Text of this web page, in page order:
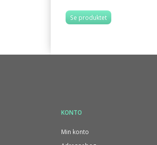
Se produktet
KONTO
Min konto